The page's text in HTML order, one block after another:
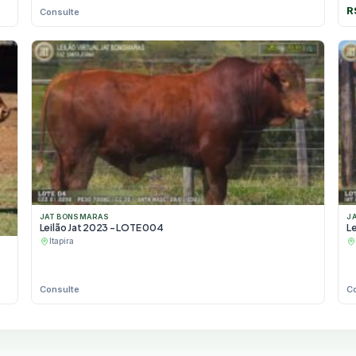
Consulte
JAT BONSMARAS
Leilão Jat 2023 - LOTE 004
Itapira
Consulte